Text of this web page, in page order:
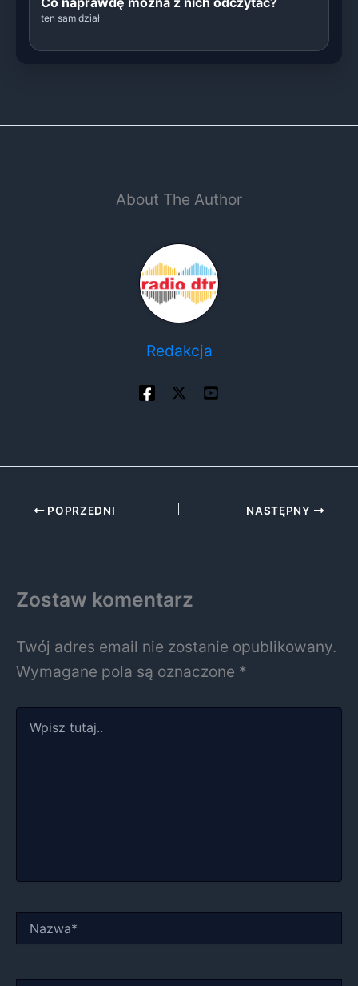
ten sam dział
About The Author
Redakcja
POPRZEDNI NASTĘPNY
Zostaw komentarz
Twój adres email nie zostanie opublikowany.
Wymagane pola są oznaczone *
tutaj..